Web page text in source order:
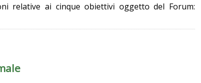
relative ai cinque obiettivi oggetto del Forum: